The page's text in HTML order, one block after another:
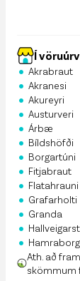
Í
• Akrabraut
• Akranesi
• Akureyri
• Austurveri
• Árbæ
• Bíldshöfði
• Borgartúni
• Fitjabraut
• Flatahrauni
• Grafarholti
• Granda
•
• Hamraborg
Ath. að
skömmum